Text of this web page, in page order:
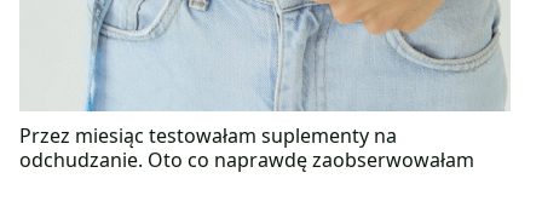
Przez miesiąc testowałam suplementy na
odchudzanie. Oto co naprawdę zaobserwowałam